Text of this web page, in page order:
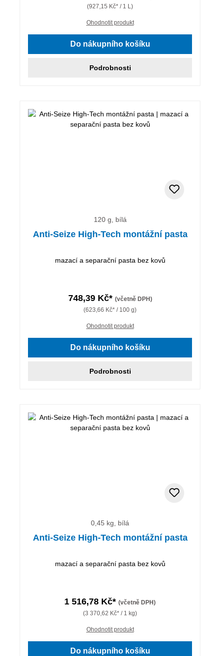
(927,15 Kč* / 1 L)
Ohodnotit produkt
Do nákupního košíku
Podrobnosti
120 g, bílá
Anti-Seize High-Tech montážní pasta
mazací a separační pasta bez kovů
748,39 Kč* (včetně DPH)
(623,66 Kč* / 100 g)
Ohodnotit produkt
Do nákupního košíku
Podrobnosti
0,45 kg, bílá
Anti-Seize High-Tech montážní pasta
mazací a separační pasta bez kovů
1 516,78 Kč* (včetně DPH)
(3 370,62 Kč* / 1 kg)
Ohodnotit produkt
Do nákupního košíku